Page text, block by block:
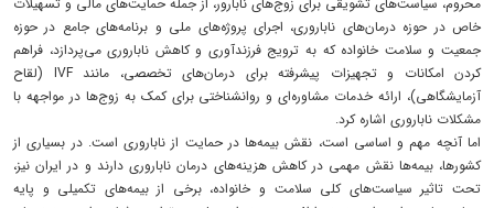
محروم، سیاست‌های تشویقی برای زوج‌های نابارور، از جمله حمایت‌های مالی و تسهیلات
خاص در حوزه درمان‌های ناباروری، اجرای پروژه‌های ملی و برنامه‌های جامع در حوزه
جمعیت و سلامت خانواده که به ترویج فرزندآوری و کاهش ناباروری می‌پردازد، فراهم
کردن امکانات و تجهیزات پیشرفته برای درمان‌های تخصصی، مانند IVF (لقاح
آزمایشگاهی)، ارائه خدمات مشاوره‌ای و روانشناختی برای کمک به زوج‌ها در مواجهه با
مشکلات ناباروری اشاره کرد.
اما آنچه مهم و اساسی است، نقش بیمه‌ها در حمایت از ناباروری است. در بسیاری از
کشورها، بیمه‌ها نقش مهمی در کاهش هزینه‌های درمان ناباروری دارند و در ایران نیز،
تحت تاثیر سیاست‌های کلی سلامت و خانواده، برخی از بیمه‌های تکمیلی و پایه